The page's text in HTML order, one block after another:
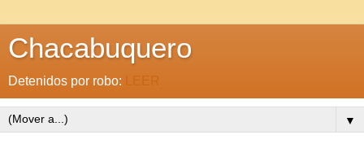
Chacabuquero
Detenidos por robo: LEER
▼